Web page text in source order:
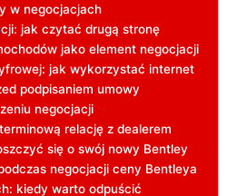
w ‌negocjacjach
jak czytać drugą stronę
jako ⁢element negocjacji
jak⁣ wykorzystać internet
podpisaniem umowy
negocjacji
‌relację z dealerem
się‌ o swój nowy Bentley
negocjacji ​ceny Bentleya
kiedy warto odpuścić